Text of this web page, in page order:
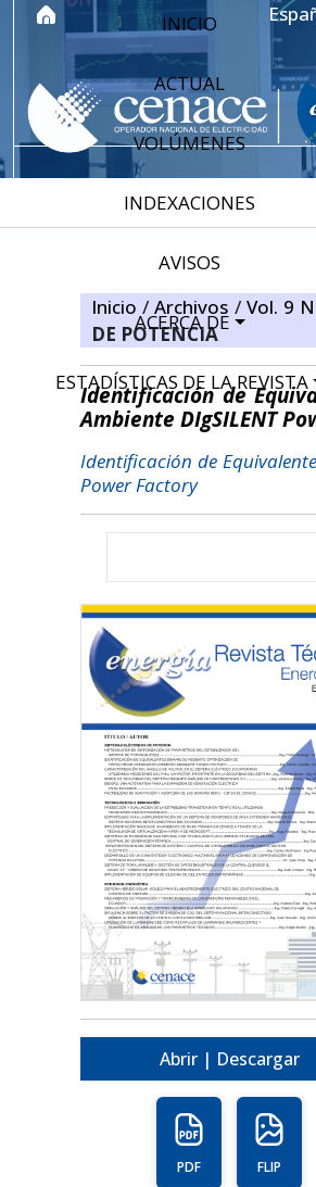
Ir al menú de navegación principal
Ir al contenido principal
Ir al pie de página del sitio
INICIO
ACTUAL
VOLÚMENES
INDEXACIONES
AVISOS
ACERCA DE
ESTADÍSTICAS DE LA REVISTA
Inicio/ Archivos / Vol. 9
DE POTENCIA
Identificación de
Ambiente DIgSILENT
Identificación de
Power Factory
Abrir | Descargar
PDF FLIP